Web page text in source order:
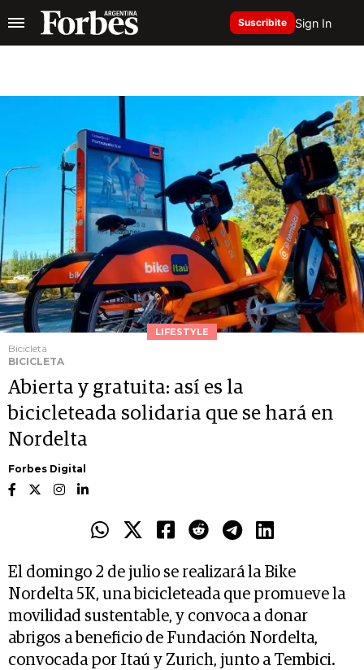
Suscribite Sign In
LIFESTYLE
Bicicleta
BICICLETA
Abierta y gratuita: así es la
bicicleteada solidaria que se hará en
Nordelta
Forbes Digital
El domingo 2 de julio se realizará la Bike
Nordelta 5K, una bicicleteada que promueve la
movilidad sustentable, y convoca a donar
abrigos a beneficio de Fundación Nordelta,
convocada por Itaú y Zurich, junto a Tembici.